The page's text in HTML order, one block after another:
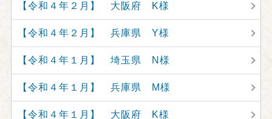
【令和４年２月】 大阪府 K様
【令和４年２月】 兵庫県 Y様
【令和４年１月】 埼玉県 N様
【令和４年１月】 兵庫県 M様
【令和４年１月】 大阪府 K様